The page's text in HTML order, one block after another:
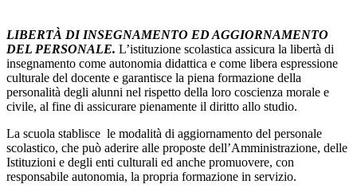
LIBERTÀ DI INSEGNAMENTO ED AGGIORNAMENTO
DEL PERSONALE. L’istituzione scolastica assicura la libertà di
insegnamento come autonomia didattica e come libera espressione
culturale del docente e garantisce la piena formazione della
personalità degli alunni nel rispetto della loro coscienza morale e
civile, al fine di assicurare pienamente il diritto allo studio.
La scuola stablisce le modalità di aggiornamento del personale
scolastico, che può aderire alle proposte dell’Amministrazione, delle
Istituzioni e degli enti culturali ed anche promuovere, con
responsabile autonomia, la propria formazione in servizio.